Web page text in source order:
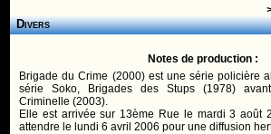
Divers
Notes de production :
Brigade du Crime (2000) est une série policière
série Soko, Brigades des Stups (1978)
Criminelle (2003).
Elle est arrivée sur 13ème Rue le mardi 3 août
attendre le lundi 6 avril 2006 pour une diffusion